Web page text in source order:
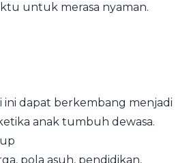
untuk merasa nyaman.
ini dapat berkembang menjadi
anak tumbuh dewasa.
pola asuh, pendidikan,